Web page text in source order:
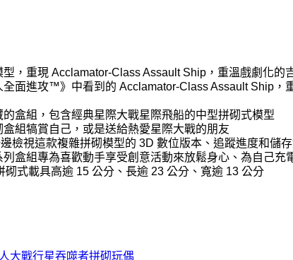
，重現 Acclamator-Class Assault Ship，重溫戲劇化的
面進攻™》中看到的 Acclamator-Class Assault Ship，
盒組，包含經典星際大戰星際飛船的中型拼砌式模型
組犒賞自己，或是送給熱愛星際大戰的朋友
檢視這款複雜拼砌模型的 3D 數位版本、追蹤進度和儲
盒組專為喜歡動手享受創意活動來放鬆身心、為自己充
式載具高逾 15 公分、長逾 23 公分、寬逾 13 公分